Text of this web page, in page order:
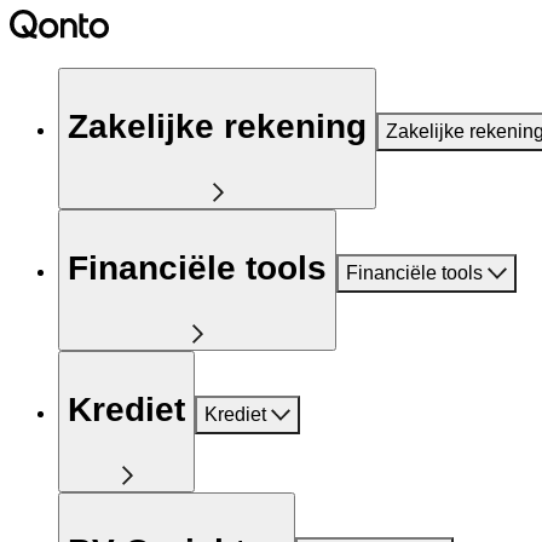
Zakelijke rekening Zakelijke
Financiële tools Financiële tools
Krediet Krediet